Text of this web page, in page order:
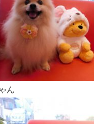
ん